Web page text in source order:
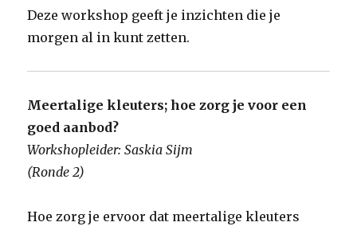
Deze workshop geeft je inzichten die je
morgen al in kunt zetten.
Meertalige kleuters; hoe zorg je voor een
goed aanbod?
Workshopleider: Saskia Sijm
(Ronde 2)
Hoe zorg je ervoor dat meertalige kleuters